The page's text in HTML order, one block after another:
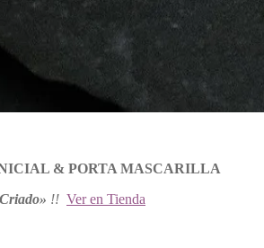
& PORTA MASCARILLA
!! Ver en Tienda